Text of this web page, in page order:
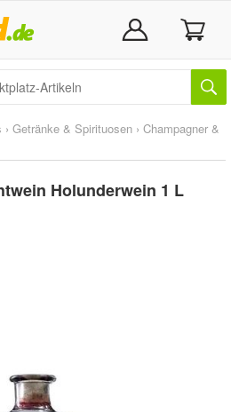
› Getränke & Spirituosen › Champagner &
Holunderwein 1 L